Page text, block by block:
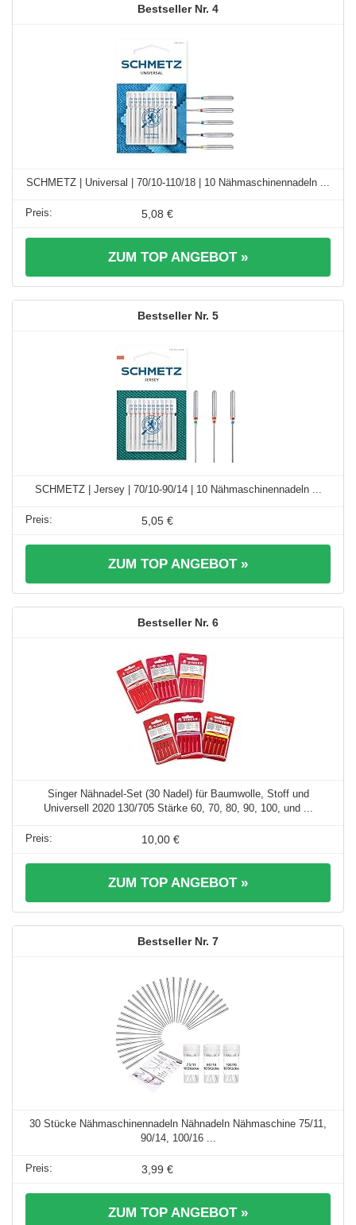
4
SCHMETZ | Universal | 70/10-110/18 | 10 Nähmaschinennadeln ...
5,08 €
ZUM TOP ANGEBOT »
5
SCHMETZ | Jersey | 70/10-90/14 | 10 Nähmaschinennadeln ...
5,05 €
ZUM TOP ANGEBOT »
6
Singer Nähnadel-Set (30 Nadel) für Baumwolle, Stoff und
Universell 2020 130/705 Stärke 60, 70, 80, 90, 100, und ...
10,00 €
ZUM TOP ANGEBOT »
7
30 Stücke Nähmaschinennadeln Nähnadeln Nähmaschine 75/11,
90/14, 100/16 ...
3,99 €
ZUM TOP ANGEBOT »